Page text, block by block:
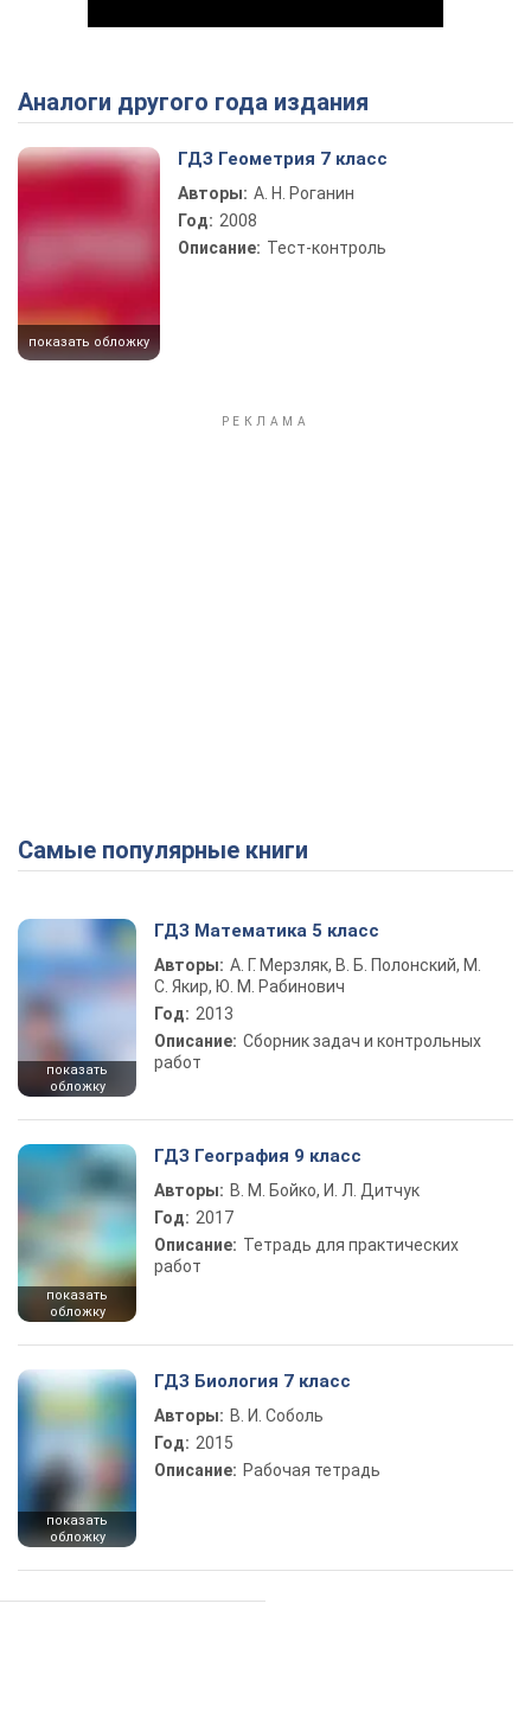
Play Video
Аналоги другого года издания
показать обложку
ГДЗ Геометрия 7 класс
Авторы: А. Н. Роганин
Год: 2008
Описание: Тест-контроль
Самые популярные книги
показать
обложку
ГДЗ Математика 5 класс
Авторы: А. Г. Мерзляк, В. Б. Полонский, М.
С. Якир, Ю. М. Рабинович
Год: 2013
Описание: Сборник задач и контрольных
работ
показать
обложку
ГДЗ География 9 класс
Авторы: В. М. Бойко, И. Л. Дитчук
Год: 2017
Описание: Тетрадь для практических
работ
показать
обложку
ГДЗ Биология 7 класс
Авторы: В. И. Соболь
Год: 2015
Описание: Рабочая тетрадь